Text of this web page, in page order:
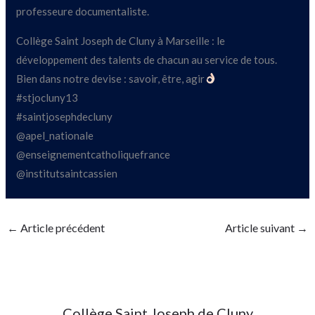
professeure documentaliste.
Collège Saint Joseph de Cluny à Marseille : le
développement des talents de chacun au service de tous.
Bien dans notre devise : savoir, être, agir
#stjocluny13
#saintjosephdecluny
@apel_nationale
@enseignementcatholiquefrance
@institutsaintcassien
← Article précédent Article suivant →